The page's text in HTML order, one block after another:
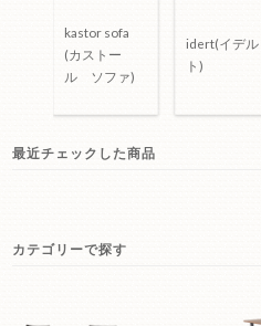
kastor sofa
(カストー
ル ソファ)
idert(イデル
ト)
最近チェックした商品
カテゴリーで探す